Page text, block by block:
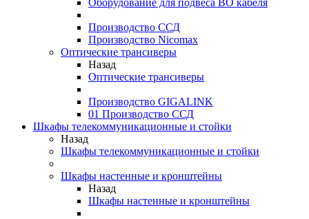
Оборудование для подвеса ВО кабеля
Производство ССД
Производство Nicomax
Оптические трансиверы
Назад
Оптические трансиверы
Производство GIGALINK
01 Производство ССД
Шкафы телекоммуникационные и стойки
Назад
Шкафы телекоммуникационные и стойки
Шкафы настенные и кронштейны
Назад
Шкафы настенные и кронштейны